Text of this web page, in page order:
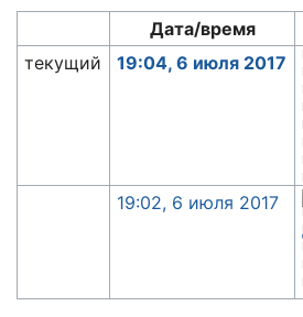
Дата/время
текущий
19:04, 6 июля 2017
19:02, 6 июля 2017